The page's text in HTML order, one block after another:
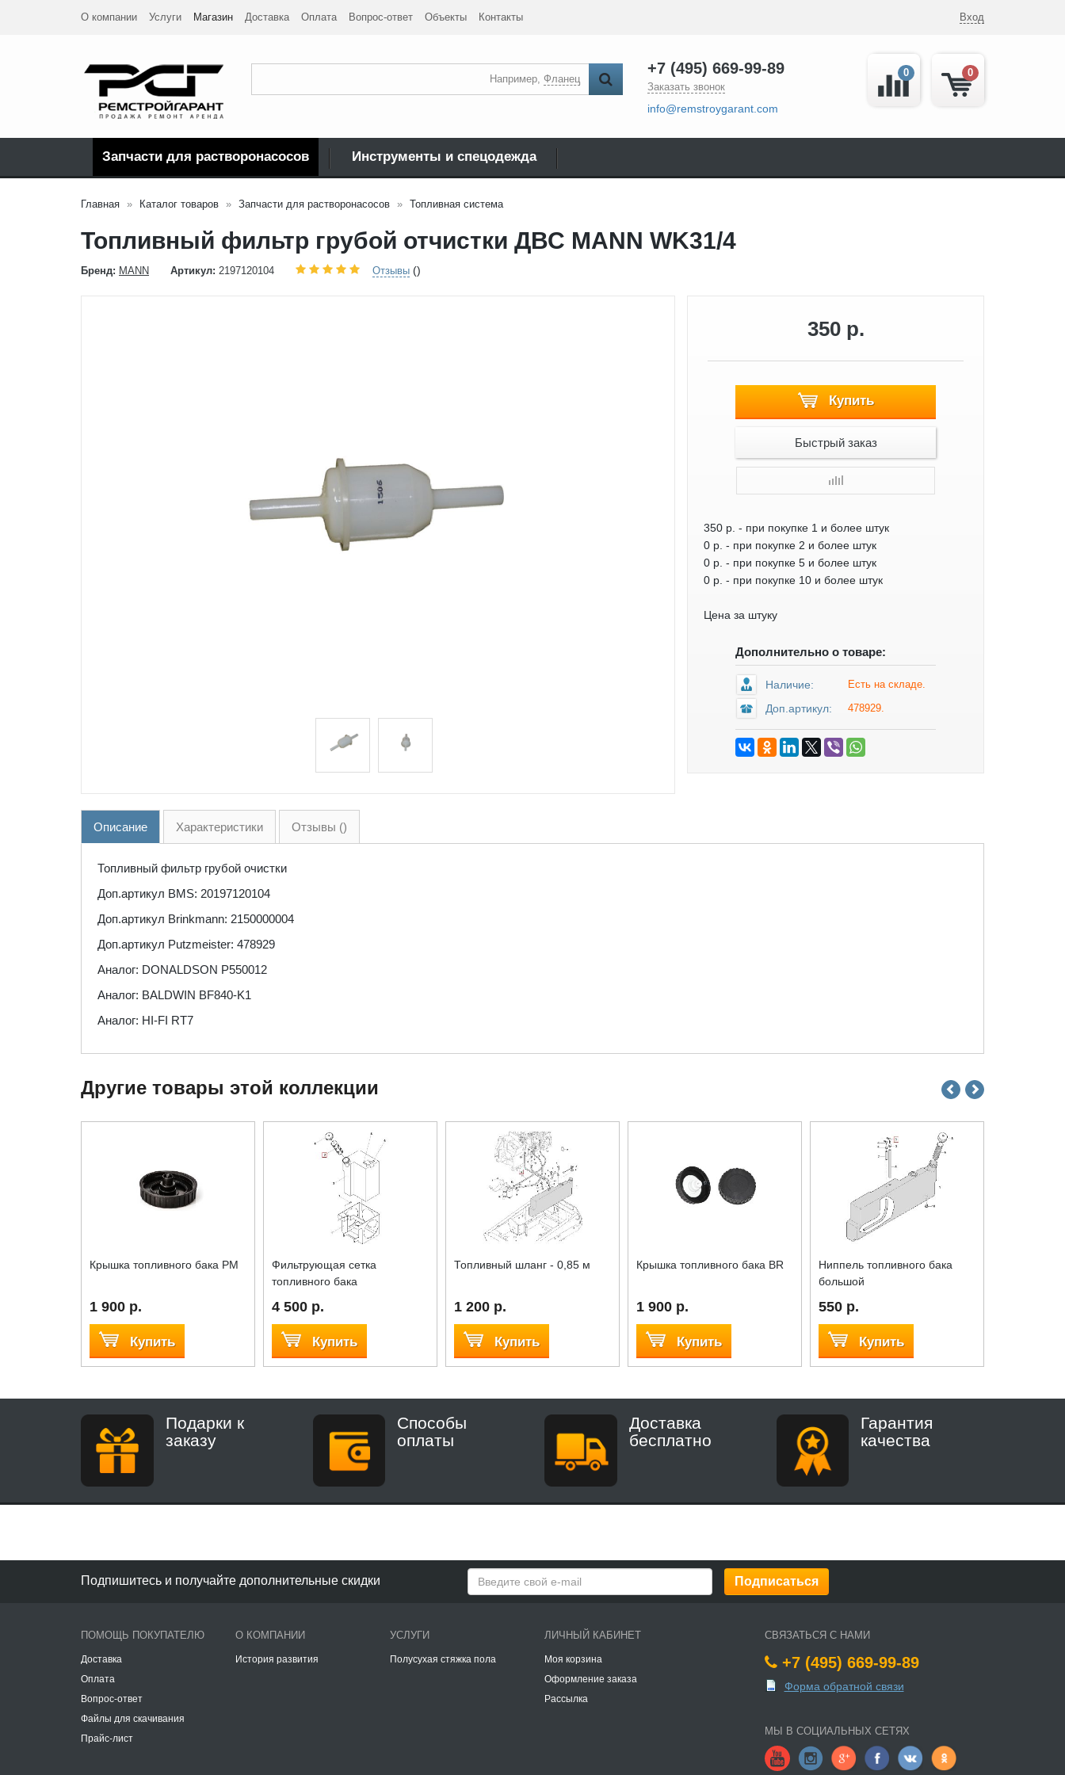
О компании Услуги Магазин Доставка Оплата Вопрос-ответ Объекты Контакты Вход
Например, Фланец
+7 (495) 669-99-89
Заказать звонок
info@remstroygarant.com
0
0
Запчасти для растворонасосов Инструменты и спецодежда
Главная Каталог товаров Запчасти для растворонасосов Топливная система
Топливный фильтр грубой отчистки ДВС MANN WK31/4
Бренд: MANN Артикул: 2197120104 Отзывы ()
350 р.
Купить
Быстрый заказ
350 р. - при покупке 1 и более штук
0 р. - при покупке 2 и более штук
0 р. - при покупке 5 и более штук
0 р. - при покупке 10 и более штук
Цена за штуку
Дополнительно о товаре:
Наличие: Есть на складе.
Доп.артикул: 478929.
Описание Характеристики Отзывы ()
Топливный фильтр грубой очистки
Доп.артикул BMS: 20197120104
Доп.артикул Brinkmann: 2150000004
Доп.артикул Putzmeister: 478929
Аналог: DONALDSON P550012
Аналог: BALDWIN BF840-K1
Аналог: HI-FI RT7
Другие товары этой коллекции
Крышка топливного бака PM
1 900 р.
Купить
Фильтрующая сетка
топливного бака
4 500 р.
Купить
Топливный шланг - 0,85 м
1 200 р.
Купить
Крышка топливного бака BR
1 900 р.
Купить
Ниппель топливного бака
большой
550 р.
Купить
Подарки к
заказу
Способы
оплаты
Доставка
бесплатно
Гарантия
качества
Подпишитесь и получайте дополнительные скидки
ПОМОЩЬ ПОКУПАТЕЛЮ
Доставка
Оплата
Вопрос-ответ
Файлы для скачивания
Прайс-лист
О КОМПАНИИ
История развития
УСЛУГИ
Полусухая стяжка пола
ЛИЧНЫЙ КАБИНЕТ
Моя корзина
Оформление заказа
Рассылка
СВЯЗАТЬСЯ С НАМИ
+7 (495) 669-99-89
Форма обратной связи
МЫ В СОЦИАЛЬНЫХ СЕТЯХ